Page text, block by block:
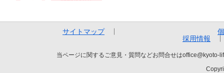
サイトマップ
採用情報
当ページに関するご意見・質問などお問合せは